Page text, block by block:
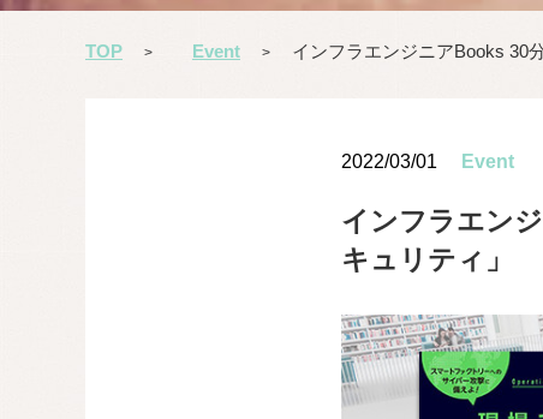
TOP > Event > インフラエンジニアBooks 30
2022/03/01 Event
インフラエン
キュリティ」